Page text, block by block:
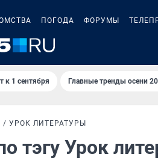
ПОГОДА ФОРУМЫ
к 1 сентября Главные тренды осени
УРОК ЛИТЕРАТУРЫ
тэгу Урок